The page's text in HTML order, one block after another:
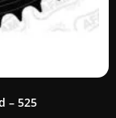
– 525